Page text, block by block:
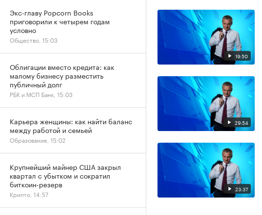
19:50
29:54
23:37
Экс-главу Popcorn Books
приговорили к четырем годам
условно
Общество, 15:03
Облигации вместо кредита: как
малому бизнесу разместить
публичный долг
РБК и МСП Банк, 15:03
Карьера женщины: как найти баланс
между работой и семьей
Образование, 15:02
Крупнейший майнер США закрыл
квартал с убытком и сократил
биткоин-резерв
Крипто, 14:57